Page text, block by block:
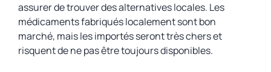
assurer de trouver des alternatives locales. Les
médicaments fabriqués localement sont bon
marché, mais les importés seront très chers et
risquent de ne pas être toujours disponibles.